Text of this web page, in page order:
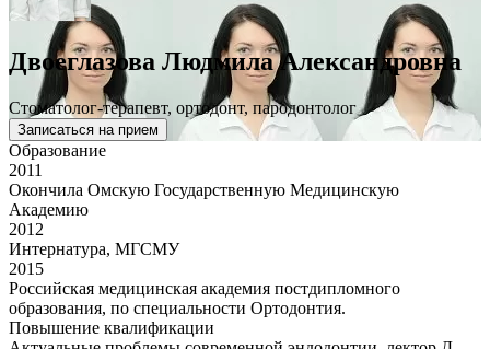
Двоеглазова Людмила Александровна
Стоматолог-терапевт, ортодонт, пародонтолог
Записаться на прием
Образование
2011
Окончила Омскую Государственную Медицинскую
Академию
2012
Интернатура, МГСМУ
2015
Российская медицинская академия постдипломного
образования, по специальности Ортодонтия.
Повышение квалификации